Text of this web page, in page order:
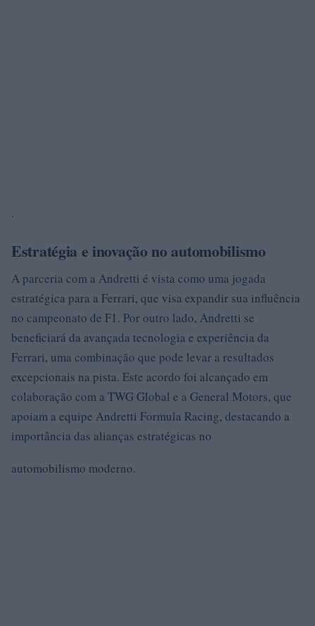
.
Estratégia e inovação no automobilismo
A parceria com a Andretti é vista como uma jogada
estratégica para a Ferrari, que visa expandir sua influência
no campeonato de F1. Por outro lado, Andretti se
beneficiará da avançada tecnologia e experiência da
Ferrari, uma combinação que pode levar a resultados
excepcionais na pista. Este acordo foi alcançado em
colaboração com a TWG Global e a General Motors, que
apoiam a equipe Andretti Formula Racing, destacando a
importância das alianças estratégicas no
automobilismo moderno.